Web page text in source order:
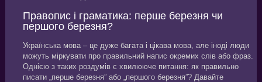
Правопис і граматика: перше березня чи
першого березня?
Українська мова – це дуже багата і цікава мова, але іноді люди
можуть міркувати про правильний напис окремих слів або фраз.
Однією з таких роздумів є хвилююче питання: як правильно
писати „перше березня” або „першого березня”? Давайте